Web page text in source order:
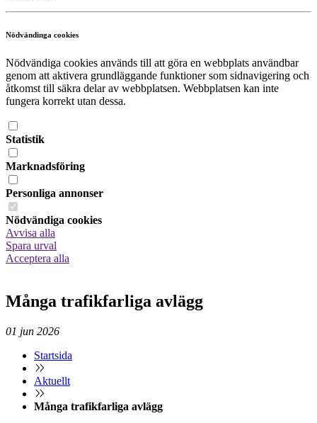
Nödvändinga cookies
Nödvändiga cookies används till att göra en webbplats användbar
genom att aktivera grundläggande funktioner som sidnavigering och
åtkomst till säkra delar av webbplatsen. Webbplatsen kan inte
fungera korrekt utan dessa.
Statistik
Marknadsföring
Personliga annonser
Nödvändiga cookies
Avvisa alla
Spara urval
Acceptera alla
Många trafikfarliga avlägg
01 jun 2026
Startsida
Aktuellt
Många trafikfarliga avlägg